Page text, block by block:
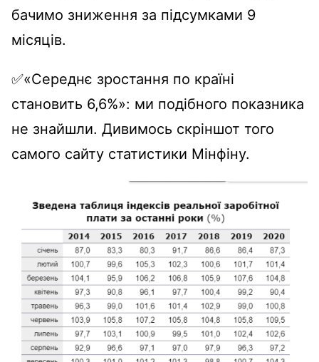
бачимо зниження за підсумками 9
місяців.
✅«Середнє зростання по країні
становить 6,6%»: ми подібного показника
не знайшли. Дивимось скріншот того
самого сайту статистики Мінфіну.